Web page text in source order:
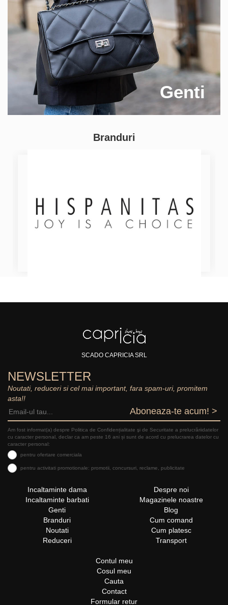
Genti
Branduri
SCADO CAPRICIA SRL
NEWSLETTER
Noutati, reduceri si cel mai important, fara spam-uri, promitem
asta!!
Aboneaza-te acum! >
Am fost informat(a) despre Politica de Confidențialitate şi de Securitate a prelucrăriidatelor
cu caracter personal, declar ca am peste 16 ani și sunt de acord cu prelucrarea datelor cu
caracter personal:
pentru ofertare comerciala
pentru activitati promotionale: promotii, concursuri, reclame, publicitate
Incaltaminte dama
Incaltaminte barbati
Genti
Branduri
Noutati
Reduceri
Despre noi
Magazinele noastre
Blog
Cum comand
Cum platesc
Transport
Contul meu
Cosul meu
Cauta
Contact
Formular retur